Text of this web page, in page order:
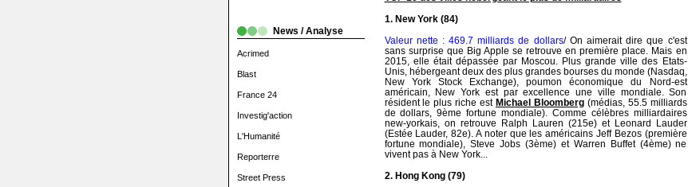
News / Analyse
Acrimed
Blast
France 24
Investig'action
L'Humanité
Reporterre
Street Press
1. New York (84)
Valeur nette : 469.7 milliards de dollars/ On aimerait dire que c'est
sans surprise que Big Apple se retrouve en première place. Mais en
2015, elle était dépassée par Moscou. Plus grande ville des Etats-
Unis, hébergeant deux des plus grandes bourses du monde (Nasdaq,
New York Stock Exchange), poumon économique du Nord-est
américain, New York est par excellence une ville mondiale. Son
résident le plus riche est Michael Bloomberg(médias, 55.5 milliards
de dollars, 9ème fortune mondiale). Comme célèbres milliardaires
new-yorkais, on retrouve Ralph Lauren (215e) et Leonard Lauder
(Estée Lauder, 82e). A noter que les américains Jeff Bezos (première
fortune mondiale), Steve Jobs (3ème) et Warren Buffet (4ème) ne
vivent pas à New York...
2. Hong Kong (79)